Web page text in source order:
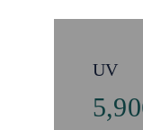
UV